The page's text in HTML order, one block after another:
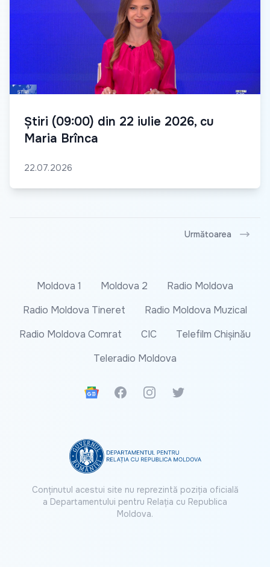
Știri (09:00) din 22 iulie 2026, cu
Maria Brînca
22.07.2026
Următoarea
Moldova 1 Moldova 2
Radio Moldova
Radio Moldova Tineret
Radio Moldova Muzical
Radio Moldova Comrat
CIC
Telefilm Chișinău
Teleradio Moldova
Google News
FacebookInstagramTwitter
Conținutul acestui site nu reprezintă poziția oficială
a Departamentului pentru Relația cu Republica
Moldova.